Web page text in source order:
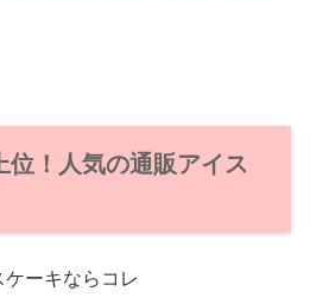
位！人気の通販アイス
ーキならコレ